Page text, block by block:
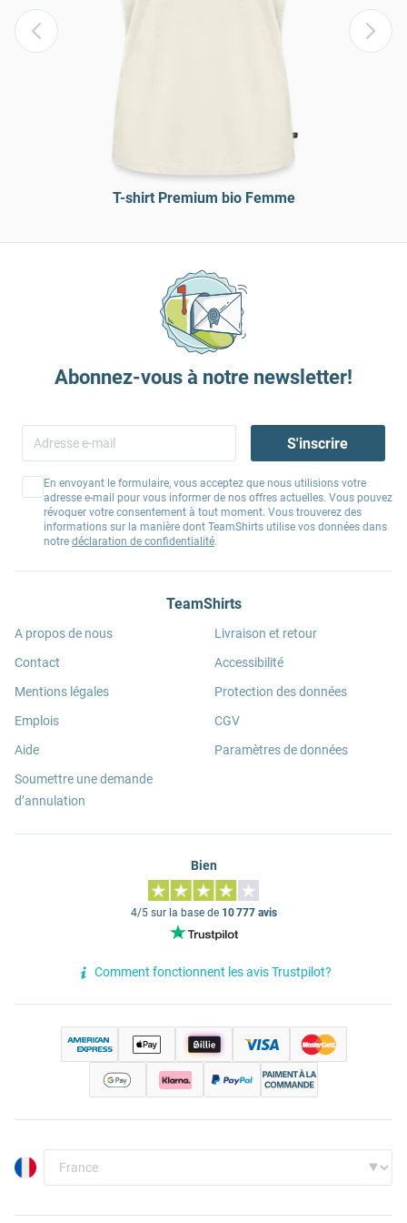
T-shirt Premium bio Femme
Abonnez-vous à notre newsletter!
S'inscrire
En envoyant le formulaire, vous acceptez que nous utilisions votre
adresse e-mail pour vous informer de nos offres actuelles. Vous pouvez
révoquer votre consentement à tout moment. Vous trouverez des
informations sur la manière dont TeamShirts utilise vos données dans
notre déclaration de confidentialité.
TeamShirts
A propos de nous
Contact
Mentions légales
Emplois
Aide
Soumettre une demande
d’annulation
Livraison et retour
Accessibilité
Protection des données
CGV
Paramètres de données
Bien
4/5 sur la base de 10 777 avis
Comment fonctionnent les avis Trustpilot?